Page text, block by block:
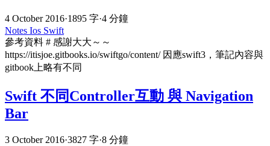
4 October 2016·1895 字·4 分鐘
Notes Ios Swift
參考資料 # 感謝大大～～
https://itisjoe.gitbooks.io/swiftgo/content/ 因應swift3，筆記內容與
gitbook上略有不同
Swift 不同Controller互動 與 Navigation
Bar
3 October 2016·3827 字·8 分鐘